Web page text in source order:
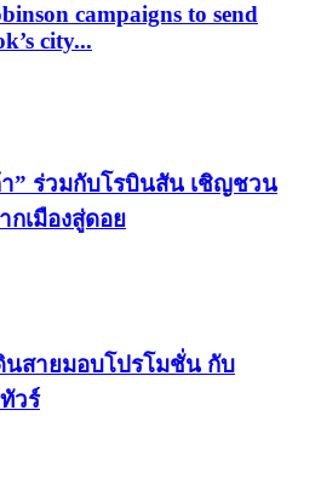
campaigns to send
city...
า” ร่วมกับโรบินสัน เชิญชวน
กเมืองสู่ดอย
นสายมอบโปรโมชั่น กับ
วร์